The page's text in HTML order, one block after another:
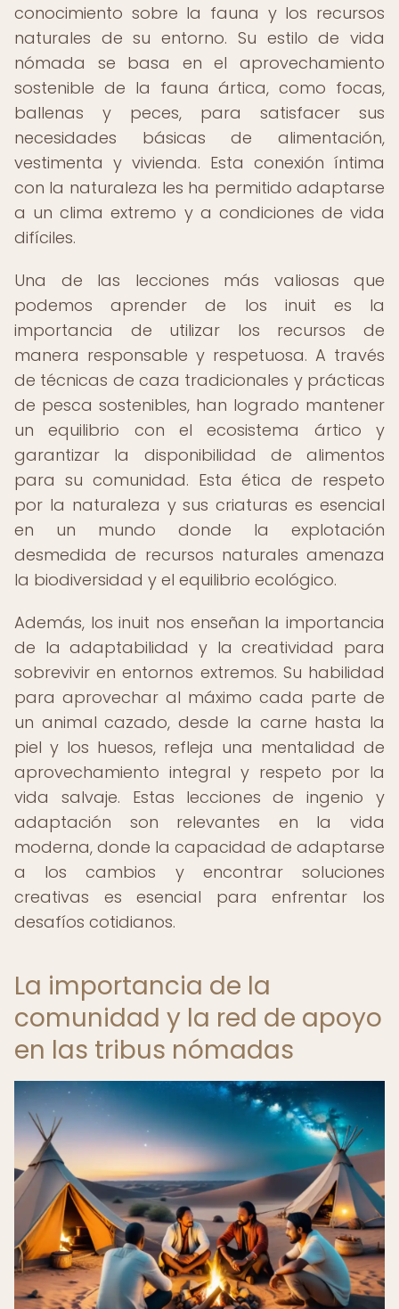
conocimiento sobre la fauna y los recursos
naturales de su entorno. Su estilo de vida
nómada se basa en el aprovechamiento
sostenible de la fauna ártica, como focas,
ballenas y peces, para satisfacer sus
necesidades básicas de alimentación,
vestimenta y vivienda. Esta conexión íntima
con la naturaleza les ha permitido adaptarse
a un clima extremo y a condiciones de vida
difíciles.
Una de las lecciones más valiosas que
podemos aprender de los inuit es la
importancia de utilizar los recursos de
manera responsable y respetuosa. A través
de técnicas de caza tradicionales y prácticas
de pesca sostenibles, han logrado mantener
un equilibrio con el ecosistema ártico y
garantizar la disponibilidad de alimentos
para su comunidad. Esta ética de respeto
por la naturaleza y sus criaturas es esencial
en un mundo donde la explotación
desmedida de recursos naturales amenaza
la biodiversidad y el equilibrio ecológico.
Además, los inuit nos enseñan la importancia
de la adaptabilidad y la creatividad para
sobrevivir en entornos extremos. Su habilidad
para aprovechar al máximo cada parte de
un animal cazado, desde la carne hasta la
piel y los huesos, refleja una mentalidad de
aprovechamiento integral y respeto por la
vida salvaje. Estas lecciones de ingenio y
adaptación son relevantes en la vida
moderna, donde la capacidad de adaptarse
a los cambios y encontrar soluciones
creativas es esencial para enfrentar los
desafíos cotidianos.
La importancia de la
comunidad y la red de apoyo
en las tribus nómadas